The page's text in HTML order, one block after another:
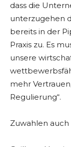
dass die
unterzugehen
bereits in der
Praxis zu. Es
unsere
mehr
Regulierung“.
Zuwahlen